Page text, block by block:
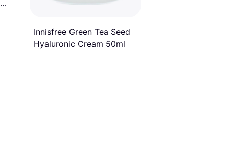
Innisfree Green Tea Seed
Hyaluronic Cream 50ml